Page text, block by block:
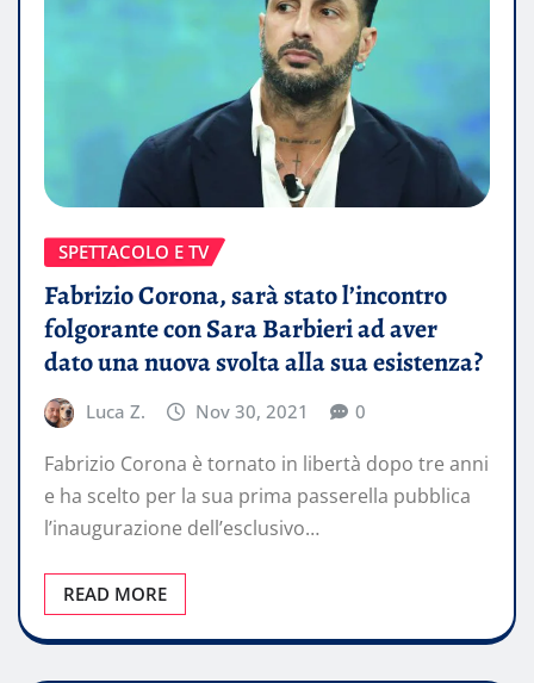
SPETTACOLO E TV
Fabrizio Corona, sarà stato l’incontro
folgorante con Sara Barbieri ad aver
dato una nuova svolta alla sua esistenza?
Luca Z. Nov 30, 2021 0
Fabrizio Corona è tornato in libertà dopo tre anni
e ha scelto per la sua prima passerella pubblica
l’inaugurazione dell’esclusivo…
READ MORE